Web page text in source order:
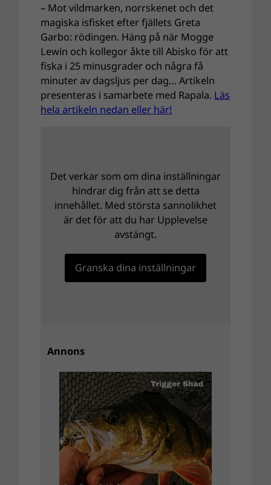
– Mot vildmarken, norrskenet och det
magiska isfisket efter fjällets Greta
Garbo: rödingen. Häng på när Mogge
Lewin och kollegor åkte till Abisko för att
fiska i 25 minusgrader och några få
minuter av dagsljus per dag… Artikeln
presenteras i samarbete med Rapala. Läs
hela artikeln nedan eller här!
Det verkar som om dina inställningar
hindrar dig från att se detta
innehållet. Med största sannolikhet
är det för att du har Upplevelse
avstängt.
Granska dina inställningar
Annons